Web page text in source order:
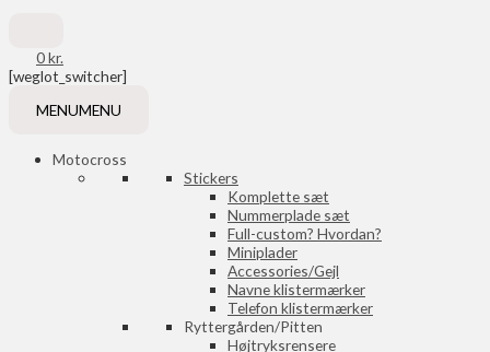
0kr.
[weglot_switcher]
MENUMENU
Motocross
Stickers
Komplette sæt
Nummerplade sæt
Full-custom? Hvordan?
Miniplader
Accessories/Gejl
Navne klistermærker
Telefon klistermærker
Ryttergården/Pitten
Højtryksrensere